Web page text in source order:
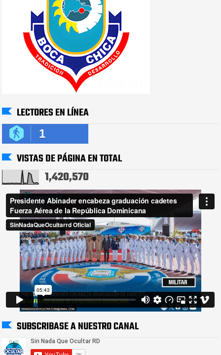
LECTORES EN LÍNEA
1
VISTAS DE PÁGINA EN TOTAL
1,420,570
SUBSCRIBASE A NUESTRO CANAL